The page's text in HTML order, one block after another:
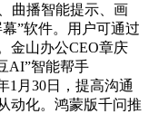
曲播智能提示、画
”软件。用户可通过
金山办公CEO章庆
AI”智能帮手
1月30日，提高沟通
动化。鸿蒙版千问推